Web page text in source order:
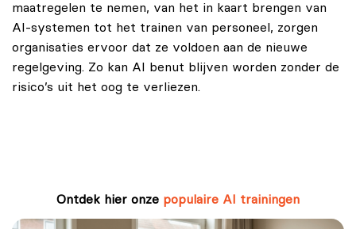
maatregelen te nemen, van het in kaart brengen van
AI-systemen tot het trainen van personeel, zorgen
organisaties ervoor dat ze voldoen aan de nieuwe
regelgeving. Zo kan AI benut blijven worden zonder de
risico’s uit het oog te verliezen.
Ontdek hier onze populaire AI trainingen